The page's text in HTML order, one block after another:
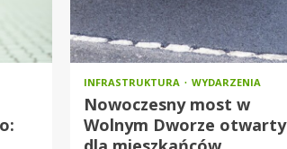
INFRASTRUKTURA WYDARZENIA
Nowoczesny most w
Wolnym Dworze otwarty